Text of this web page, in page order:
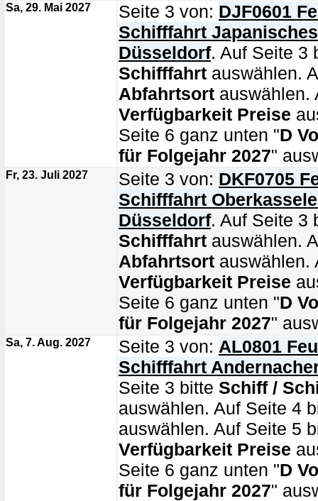
Sa, 29. Mai 2027 Seite 3 von: DJF0601
Schifffahrt
Düsseldorf. Auf Seite 3
Schifffahrt auswählen.
Abfahrtsort auswählen.
Verfügbarkeit Preise
Seite 6 ganz unten "D
für Folgejahr 2027"
Fr, 23. Juli 2027 Seite 3 von: DKF0705
Schifffahrt
Düsseldorf. Auf Seite 3
Schifffahrt auswählen.
Abfahrtsort auswählen.
Verfügbarkeit Preise
Seite 6 ganz unten "D
für Folgejahr 2027"
Sa, 7. Aug. 2027 Seite 3 von: AL0801
Schifffahrt
Seite 3 bitte Schiff /
auswählen. Auf Seite 4
auswählen. Auf Seite 5
Verfügbarkeit Preise
Seite 6 ganz unten "D
für Folgejahr 2027"